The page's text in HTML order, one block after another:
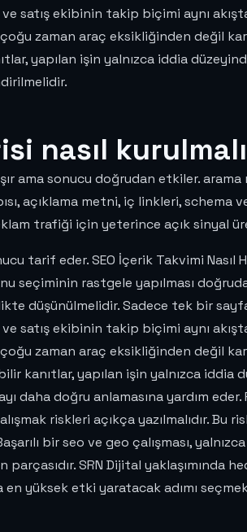
satış ekibinin takip biçimi aynı
zaman araç eksikliğinden değil
yapılan işin yalnızca iddia
nasıl
ama sonucu doğrudan etkiler.
açıklama metni, iç linkleri,
trafiği için yeterince açık sinyal
tarif eder. SEO İçerik Takvimi
seçiminin rastgele yapılması
düşünülmelidir. Sadece tek bir
satış ekibinin takip biçimi aynı
zaman araç eksikliğinden değil
yapılan işin yalnızca iddia
daha doğru anlamasına yardım
riskleri açıkça yazılmalıdır.
bir seo ve geo çalışması,
parçasıdır. SRN Dijital
yüksek etki yaratacak adımı